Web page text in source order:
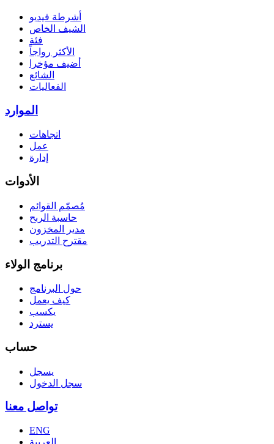
أشرطة فيديو
الشيف الخاص
فئة
الأكثر رواجاً
أضيف مؤخرا
الشائع
الفعاليات
الموارد
اتجاهات
عمل
إدارة
الأدوات
مُصمّم القوائم
حاسبة الربح
مدير المخزون
مقترح التدريب
برنامج الولاء
حول البرنامج
كيف يعمل
يكسب
يسترد
حساب
يسجل
سجل الدخول
تواصل معنا
ENG